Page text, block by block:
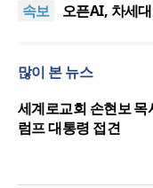
속보
34.4% 감소
오픈AI, 차세
래세대 위한 국
기감 이대위,
2026년 상반
34.4% 감소
많이 본 뉴스
세계로교회 손현보
럼프 대통령 접견